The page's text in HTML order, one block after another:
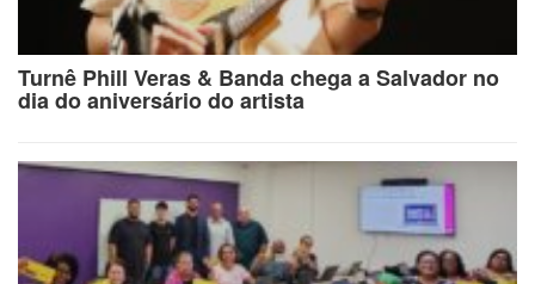
Turnê Phill Veras & Banda chega a Salvador no
dia do aniversário do artista